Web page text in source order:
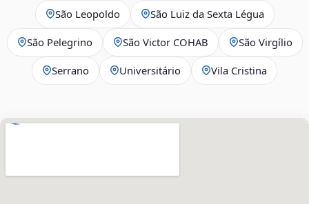
São Leopoldo São Luiz da Sexta Légua
São Pelegrino São Victor COHAB São Virgílio
Serrano Universitário Vila Cristina